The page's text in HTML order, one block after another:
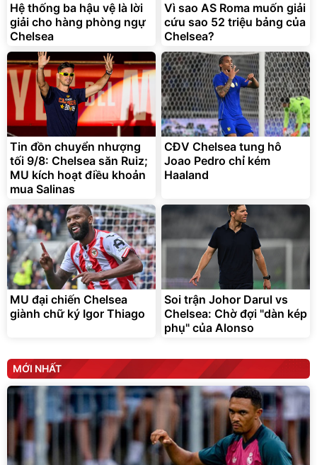
Bạt phủ xe ô tô cao cấp,
tráng nhôm 03 lớp
392.000
325.000đ
Đã bán nhiều
Xe đạp điện trợ lực G-
Force C14 gấp gọn bỏ cốp
tiện lợi
9.900.000đ
7.092.000đ
Đang xem nhiều
G-FORCE VIETNA
Hệ thống ba hậu vệ là lời
giải cho hàng phòng ngự
Chelsea
Vì sao AS Roma muốn giải
cứu sao 52 triệu bảng của
Chelsea?
Tin đồn chuyển nhượng
tối 9/8: Chelsea săn Ruiz;
MU kích hoạt điều khoản
mua Salinas
CĐV Chelsea tung hô
Joao Pedro chỉ kém
Haaland
MU đại chiến Chelsea
giành chữ ký Igor Thiago
Soi trận Johor Darul vs
Chelsea: Chờ đợi "dàn kép
phụ" của Alonso
MỚI NHẤT